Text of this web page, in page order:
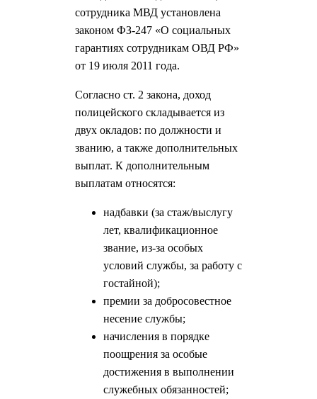
сотрудника МВД установлена
законом ФЗ-247 «О социальных
гарантиях сотрудникам ОВД РФ»
от 19 июля 2011 года.
Согласно ст. 2 закона, доход
полицейского складывается из
двух окладов: по должности и
званию, а также дополнительных
выплат. К дополнительным
выплатам относятся:
надбавки (за стаж/выслугу
лет, квалификационное
звание, из-за особых
условий службы, за работу с
гостайной);
премии за добросовестное
несение службы;
начисления в порядке
поощрения за особые
достижения в выполнении
служебных обязанностей;